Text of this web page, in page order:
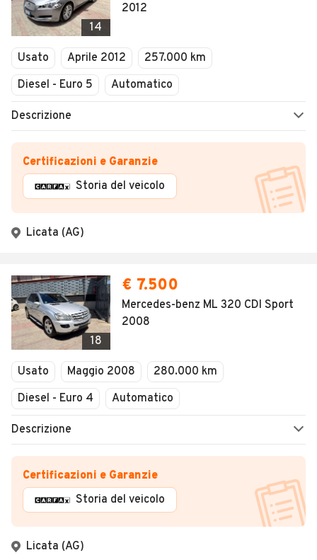
14
2012
Usato Aprile 2012
257.000 km
Diesel - Euro 5
Automatico
Descrizione
Certificazioni e Garanzie
Storia del veicolo
Licata (AG)
18
€ 7.500
Mercedes-benz ML 320 CDI Sport
2008
Usato Maggio 2008
280.000 km
Diesel - Euro 4
Automatico
Descrizione
Certificazioni e Garanzie
Storia del veicolo
Licata (AG)